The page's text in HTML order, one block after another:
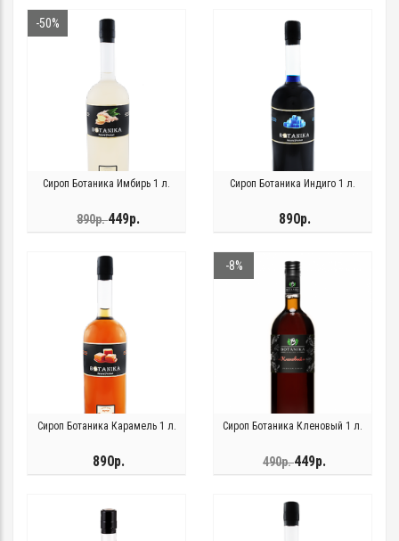
-50%
Сироп Ботаника Имбирь 1 л.
890р.449р.
Сироп Ботаника Индиго 1 л.
890р.
Сироп Ботаника Карамель 1 л.
890р.
-8%
Сироп Ботаника Кленовый 1 л.
490р.449р.